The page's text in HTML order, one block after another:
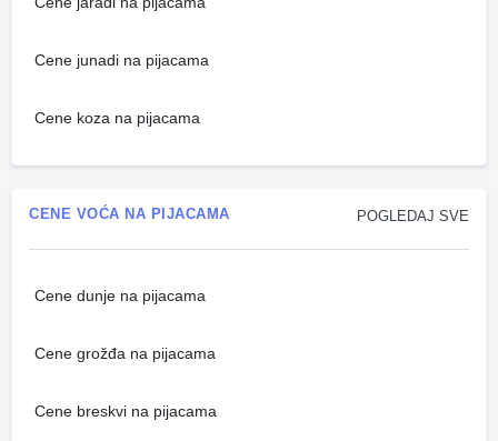
Cene junadi na pijacama
Cene koza na pijacama
POGLEDAJ SVE
CENE VOĆA NA PIJACAMA
Cene dunje na pijacama
Cene grožđa na pijacama
Cene breskvi na pijacama